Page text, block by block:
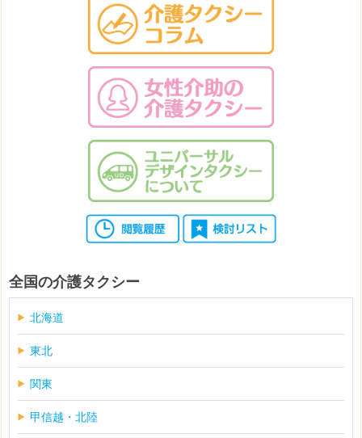
全国の介護タクシー
北海道
東北
関東
甲信越・北陸